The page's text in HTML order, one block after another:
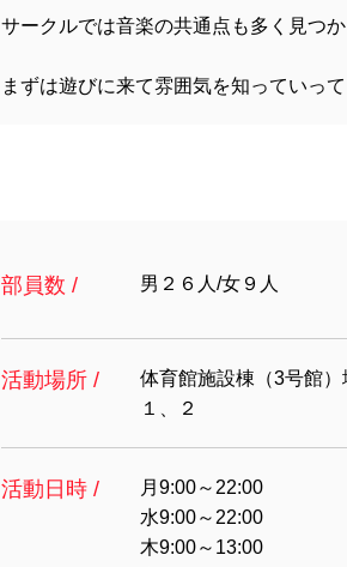
サークルでは音楽の共通点も多く見つ
まずは遊びに来て雰囲気を知っていっ
部員数 / 男２６人/女９人
活動場所 /
体育館施設棟（3号館
１、２
活動日時 /
月9:00～22:00
水9:00～22:00
木9:00～13:00